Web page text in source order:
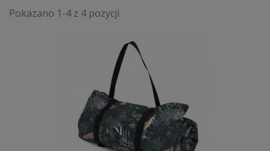
Pokazano 1-4 z 4 pozycji